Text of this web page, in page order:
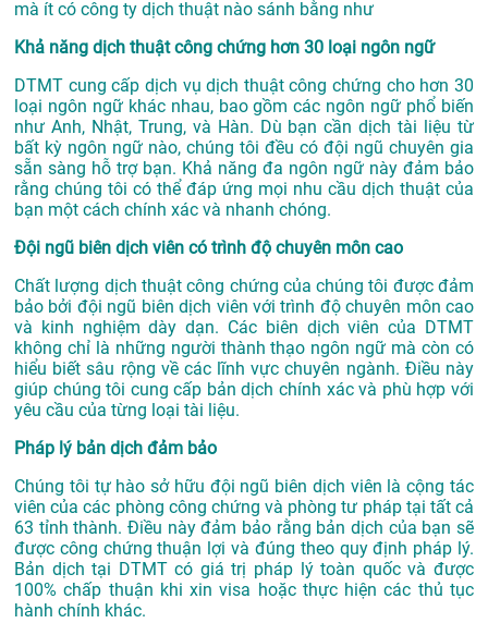
mà ít có công ty dịch thuật nào sánh bằng như
Khả năng dịch thuật công chứng hơn 30 loại ngôn ngữ
DTMT cung cấp dịch vụ dịch thuật công chứng cho hơn 30
loại ngôn ngữ khác nhau, bao gồm các ngôn ngữ phổ biến
như Anh, Nhật, Trung, và Hàn. Dù bạn cần dịch tài liệu từ
bất kỳ ngôn ngữ nào, chúng tôi đều có đội ngũ chuyên gia
sẵn sàng hỗ trợ bạn. Khả năng đa ngôn ngữ này đảm bảo
rằng chúng tôi có thể đáp ứng mọi nhu cầu dịch thuật của
bạn một cách chính xác và nhanh chóng.
Đội ngũ biên dịch viên có trình độ chuyên môn cao
Chất lượng dịch thuật công chứng của chúng tôi được đảm
bảo bởi đội ngũ biên dịch viên với trình độ chuyên môn cao
và kinh nghiệm dày dạn. Các biên dịch viên của DTMT
không chỉ là những người thành thạo ngôn ngữ mà còn có
hiểu biết sâu rộng về các lĩnh vực chuyên ngành. Điều này
giúp chúng tôi cung cấp bản dịch chính xác và phù hợp với
yêu cầu của từng loại tài liệu.
Pháp lý bản dịch đảm bảo
Chúng tôi tự hào sở hữu đội ngũ biên dịch viên là cộng tác
viên của các phòng công chứng và phòng tư pháp tại tất cả
63 tỉnh thành. Điều này đảm bảo rằng bản dịch của bạn sẽ
được công chứng thuận lợi và đúng theo quy định pháp lý.
Bản dịch tại DTMT có giá trị pháp lý toàn quốc và được
100% chấp thuận khi xin visa hoặc thực hiện các thủ tục
hành chính khác.